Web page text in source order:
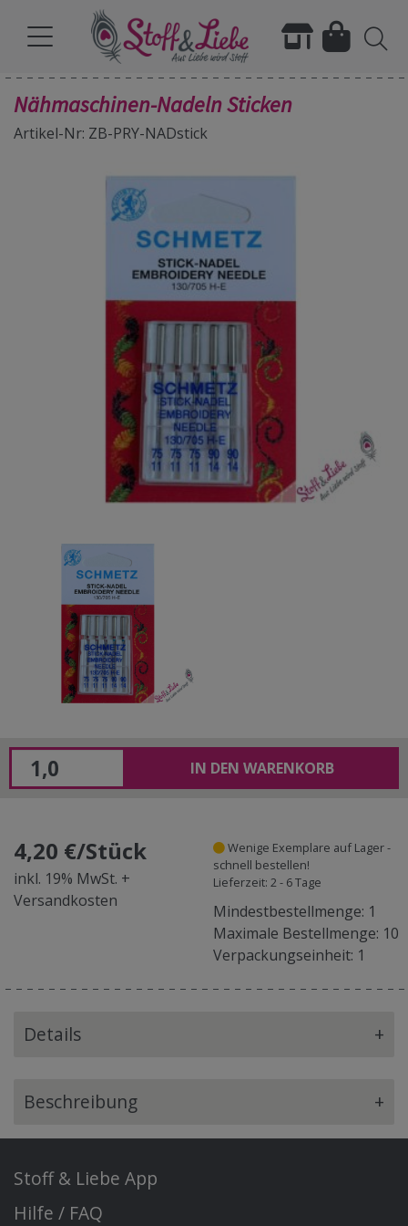
Nähmaschinen-Nadeln Sticken
Artikel-Nr: ZB-PRY-NADstick
IN DEN WARENKORB
4,20 €/Stück
inkl. 19% MwSt. +
Versandkosten
Wenige Exemplare auf Lager -
schnell bestellen!
Lieferzeit: 2 - 6 Tage
Mindestbestellmenge: 1
Maximale Bestellmenge: 10
Verpackungseinheit: 1
Details +
Beschreibung +
Stoff & Liebe App
Hilfe / FAQ